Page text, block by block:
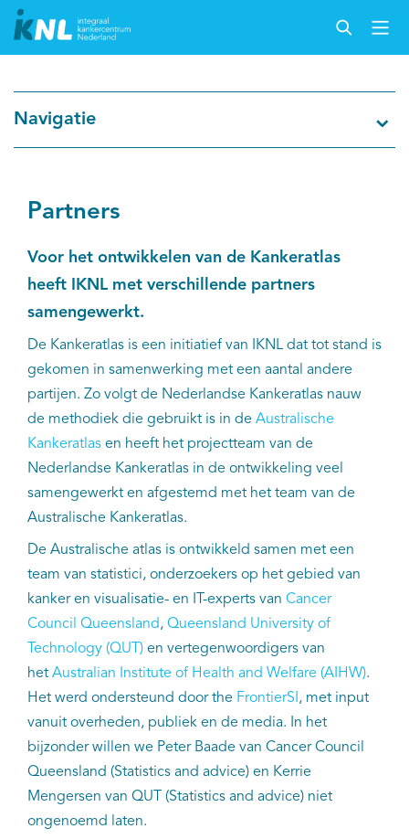
Cijfers over kanker
Thema's
Over IKNL
Kanker & leven
Palliatieve zorg
Kankeratlas
IKNL and the NCR
Dure geneesmiddelen
Itemsets
Nieuws
Trials
Webshop
EN
Navigatie
Partners
Voor het ontwikkelen van de Kankeratlas
heeft IKNL met verschillende partners
samengewerkt.
De Kankeratlas is een initiatief van IKNL dat tot stand is
gekomen in samenwerking met een aantal andere
partijen. Zo volgt de Nederlandse Kankeratlas nauw
de methodiek die gebruikt is in de Australische
Kankeratlas en heeft het projectteam van de
Nederlandse Kankeratlas in de ontwikkeling veel
samengewerkt en afgestemd met het team van de
Australische Kankeratlas.
De Australische atlas is ontwikkeld samen met een
team van statistici, onderzoekers op het gebied van
kanker en visualisatie- en IT-experts van Cancer
Council Queensland, Queensland University of
Technology (QUT) en vertegenwoordigers van
het Australian Institute of Health and Welfare (AIHW).
Het werd ondersteund door the FrontierSI , met input
vanuit overheden, publiek en de media. In het
bijzonder willen we Peter Baade van Cancer Council
Queensland (Statistics and advice) en Kerrie
Mengersen van QUT (Statistics and advice) niet
ongenoemd laten.